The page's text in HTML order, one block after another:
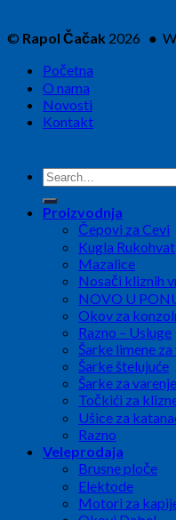
© Rapol Čačak 2026 ●
Početna
O nama
Novosti
Kontakt
Search
for:
Proizvodnja
Čepovi za Cevi
Kugla Rukohvat
Mazalice
Nosači kliznih
NOVO U
Okov za
Razno – Usluge
Šarke limene
Šarke štelujuće
Šarke za varenje
Točkići za
Ušice za
Razno
Veleprodaja
Brusne ploče
Elektode
Motori za